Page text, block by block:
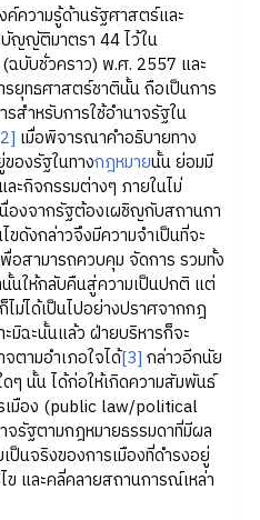
วามรู้ด้านรัฐศาสตร์และ
ญญัติมาตรา 44 ไว้ใน
บับชั่วคราว) พ.ศ. 2557 และ
ยุทธศาสตร์ชาตินั้น ถือเป็นการ
สำหรับการใช้อำนาจรัฐใน
เมื่อพิจารณาคำอธิบายทาง
องรัฐในทางกฎหมายนั้น ย่อมมี
ะกิจกรรมต่างๆ ภายในไม่
องจากรัฐต้องเผชิญกับสถานกา
ดังกล่าวจึงมีความจำเป็นที่จะ
อสามารถควบคุม จัดการ รวมทั้ง
นให้กลับคืนสู่ความเป็นปกติ แต่
ม่ได้เป็นไปอย่างปราศจากกฎ
มิฉะนั้นแล้ว ฝ่ายบริหารก็จะ
ตามอำเภอใจได้[3] กล่าวอีกนัย
นั้น ได้ก่อให้เกิดความสัมพันธ์
เมือง (public law/political
จรัฐตามกฎหมายธรรมดาที่มีผล
นจริงของการเมืองที่ดำรงอยู่
ข และคลี่คลายสถานการณ์เหล่า